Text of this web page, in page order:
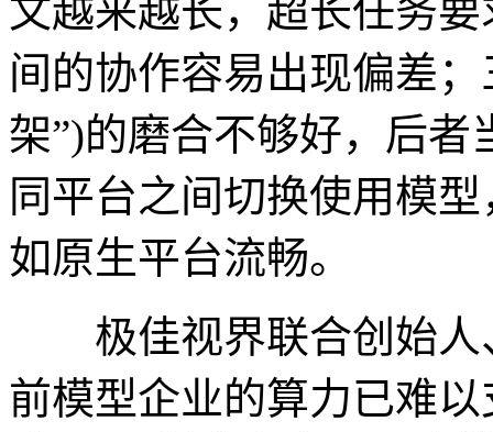
文越来越长，超长任务
间的协作容易出现偏差
架”)的磨合不够好，后
同平台之间切换使用模
如原生平台流畅。
极佳视界联合创始人
前模型企业的算力已难